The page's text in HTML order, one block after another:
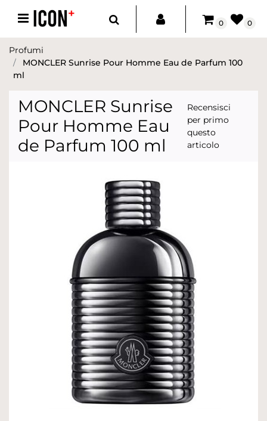
Open menu
0 0
Profumi
MONCLER Sunrise Pour Homme Eau de Parfum 100
ml
MONCLER Sunrise
Pour Homme Eau
de Parfum 100 ml
Recensisci
per primo
questo
articolo